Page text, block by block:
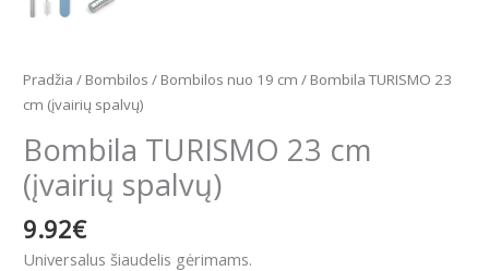
Pradžia / Bombilos / Bombilos nuo 19 cm / Bombila TURISMO 23
cm (įvairių spalvų)
Bombila TURISMO 23 cm
(įvairių spalvų)
9.92€
Universalus šiaudelis gėrimams.